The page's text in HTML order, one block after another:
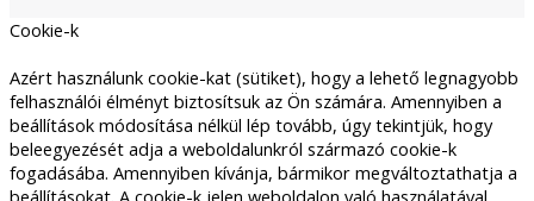
Cookie-k
Azért használunk cookie-kat (sütiket), hogy a lehető legnagyobb
felhasználói élményt biztosítsuk az Ön számára. Amennyiben a
beállítások módosítása nélkül lép tovább, úgy tekintjük, hogy
beleegyezését adja a weboldalunkról származó cookie-k
fogadásába. Amennyiben kívánja, bármikor megváltoztathatja a
beállításokat. A cookie-k jelen weboldalon való használatával